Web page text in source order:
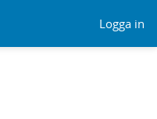
Logga in